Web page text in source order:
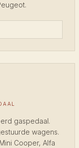
gaspedaal.
wagens.
Cooper, Alfa